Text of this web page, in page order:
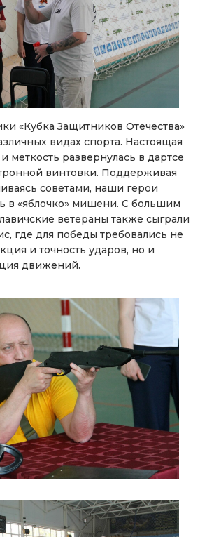
«Кубка Защитников Отечества»
видах спорта. Настоящая
меткость развернулась в дартсе
винтовки. Поддерживая
советами, наши герои
в «яблочко» мишени. С большим
ветераны также сыграли
где для победы требовались не
и точность ударов, но и
движений.